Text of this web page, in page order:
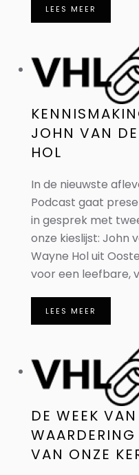
LEES MEER
JOHN VAN
HOL
In de nieuwste
Podcast gaat
in gesprek met
onze kieslijst: John
Wayne Hol uit
voor een leefbare,
LEES MEER
DE WEEK
VAN ONZE